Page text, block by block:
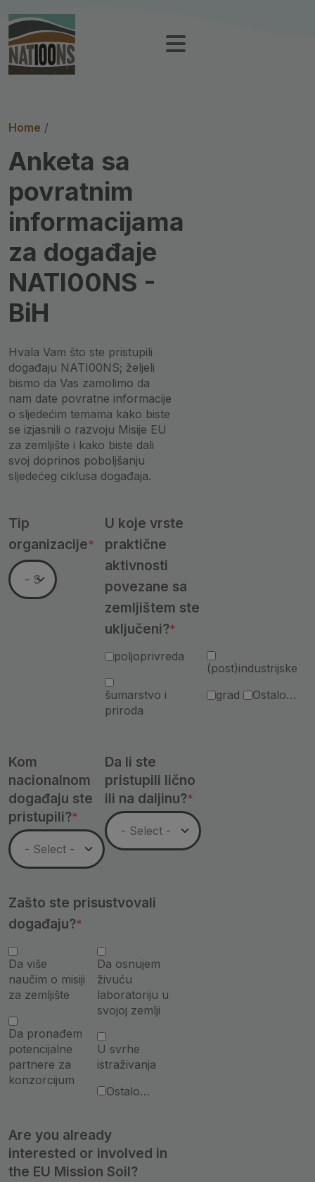
Breadcrumb
Home
Anketa sa
povratnim
informacijama
za događaje
NATI00NS -
BiH
Hvala Vam što ste pristupili
događaju NATI00NS; željeli
bismo da Vas zamolimo da
nam date povratne informacije
o sljedećim temama kako biste
se izjasnili o razvoju Misije EU
za zemljište i kako biste dali
svoj doprinos poboljšanju
sljedećeg ciklusa događaja.
fieldset
Tip
organizacije
Tip organizacije
U koje vrste
praktične
aktivnosti
povezane sa
zemljištem ste
uključeni?
poljoprivreda
šumarstvo i
priroda
(post)industrijske
grad
Ostalo…
Kom
nacionalnom
događaju ste
pristupili?
Da li ste
pristupili lično
ili na daljinu?
Zašto ste prisustvovali
događaju?
Da više
naučim o misiji
za zemljište
Da pronađem
potencijalne
partnere za
konzorcijum
Da osnujem
živuću
laboratoriju u
svojoj zemlji
U svrhe
istraživanja
Ostalo…
Are you already
interested or involved in
the EU Mission Soil?